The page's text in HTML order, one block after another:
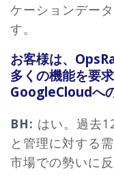
ケーションデー
す。
お客様は、
多くの機能を要
GoogleCloudへ
BH: はい。過去
と管理に対する
市場での勢いに